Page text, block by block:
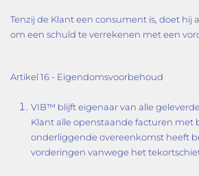
Tenzij de Klant een consument is, doet hij
om een schuld te verrekenen met een
Artikel 16 - Eigendomsvoorbehoud
VIB™ blijft eigenaar van alle
Klant alle openstaande facturen met
onderliggende overeenkomst heeft
vorderingen vanwege het